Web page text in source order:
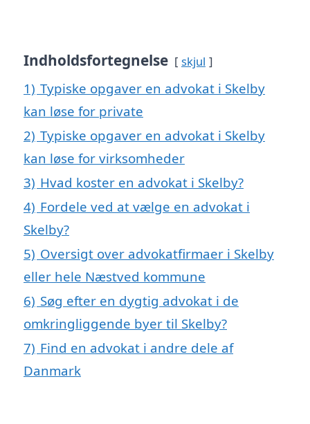
Indholdsfortegnelse skjul
1) Typiske opgaver en advokat i Skelby
kan løse for private
2) Typiske opgaver en advokat i Skelby
kan løse for virksomheder
3) Hvad koster en advokat i Skelby?
4) Fordele ved at vælge en advokat i
Skelby?
5) Oversigt over advokatfirmaer i Skelby
eller hele Næstved kommune
6) Søg efter en dygtig advokat i de
omkringliggende byer til Skelby?
7) Find en advokat i andre dele af
Danmark